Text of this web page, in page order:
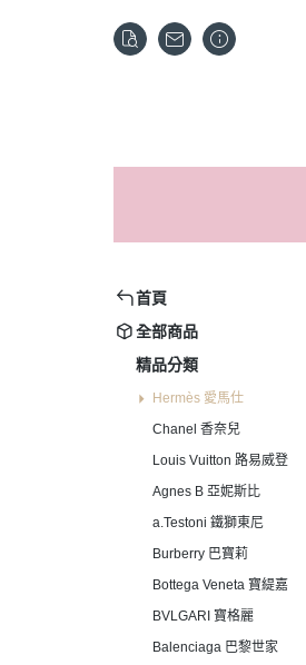
首頁
全部商品
精品分類
Hermès 愛馬仕
Chanel 香奈兒
Louis Vuitton 路易威登
Agnes B 亞妮斯比
a.Testoni 鐵獅東尼
Burberry 巴寶莉
Bottega Veneta 寶緹嘉
BVLGARI 寶格麗
Balenciaga 巴黎世家